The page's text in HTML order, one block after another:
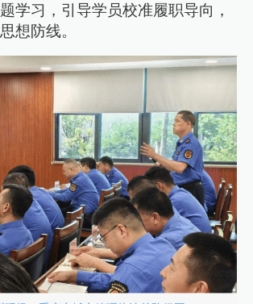
学习，引导学员校准履职导向，
想防线。